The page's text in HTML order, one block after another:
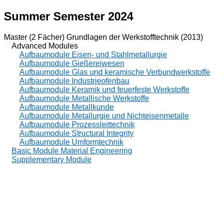
Summer Semester 2024
Master (2 Fächer) Grundlagen der Werkstofftechnik (2013)
Advanced Modules
Aufbaumodule Eisen- und Stahlmetallurgie
Aufbaumodule Gießereiwesen
Aufbaumodule Glas und keramische Verbundwerkstoffe
Aufbaumodule Industrieofenbau
Aufbaumodule Keramik und feuerfeste Werkstoffe
Aufbaumodule Metallische Werkstoffe
Aufbaumodule Metallkunde
Aufbaumodule Metallurgie und Nichteisenmetalle
Aufbaumodule Prozessleittechnik
Aufbaumodule Structural Integrity
Aufbaumodule Umformtechnik
Basic Module Material Engineering
Supplementary Module